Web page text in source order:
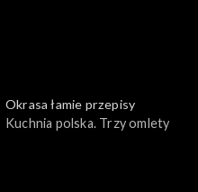
Okrasa łamie przepisy
Kuchnia polska. Trzy omlety